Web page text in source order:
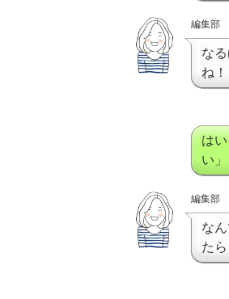
編集部
な
ね！
は
い
編集部
な
たら